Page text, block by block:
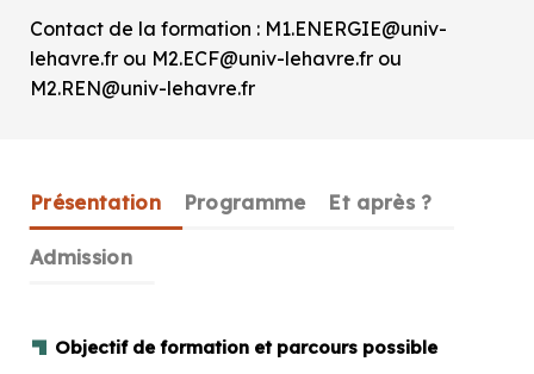
Contact de la formation : M1.ENERGIE@univ-
lehavre.fr ou M2.ECF@univ-lehavre.fr ou
M2.REN@univ-lehavre.fr
Présentation Programme Et après ?
Admission
Objectif de formation et parcours possible